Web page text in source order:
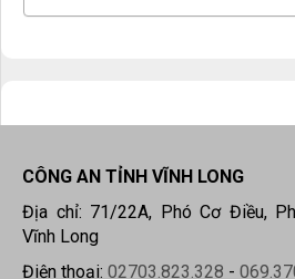
CÔNG AN TỈNH VĨNH LONG
Địa chỉ: 71/22A, Phó Cơ Điều,
Vĩnh Long
Điện thoại: 02703.823.328 -